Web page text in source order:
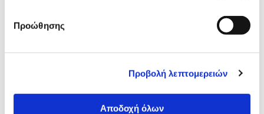
Προώθησης
Προβολή λεπτομερειών
Αποδοχή όλων
Gembird USB 3.0 to Gigabit
Turbo-X Αντάπτορας USB